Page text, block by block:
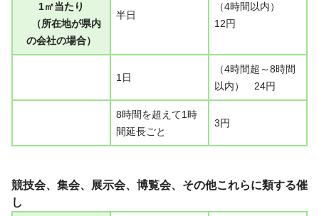
1㎡当たり
（所在地が県内
の会社の場合）
半日
（4時間以内）
12円
1日
（4時間超～8時間
以内） 24円
8時間を超えて1時
間延長ごと
3円
競技会、集会、展示会、博覧会、その他これらに類する催
し